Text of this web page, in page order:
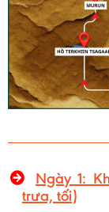
Ngày 1:
trưa, tối)